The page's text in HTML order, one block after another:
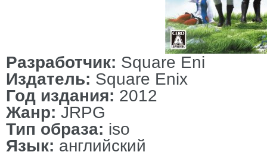
Разработчик: Square Eni
Издатель: Square Enix
Год издания: 2012
Жанр: JRPG
Тип образа: iso
Язык: английский